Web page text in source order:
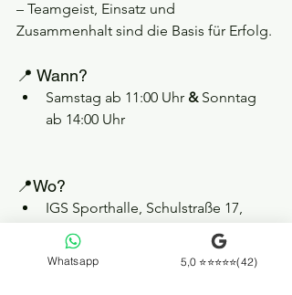
– Teamgeist, Einsatz und
Zusammenhalt sind die Basis für Erfolg.
📍 Wann?
Samstag ab 11:00 Uhr & Sonntag
ab 14:00 Uhr
📍Wo?
IGS Sporthalle, Schulstraße 17,
76761 Rülzheim
Bringt Freunde und Familie mit, sorgt
Whatsapp 5,0 ⭐⭐⭐⭐⭐(42)